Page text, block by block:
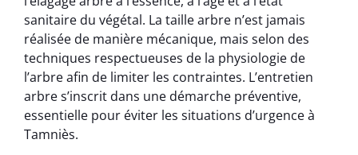
sanitaire du végétal. La taille arbre n’est jamais
réalisée de manière mécanique, mais selon des
techniques respectueuses de la physiologie de
l’arbre afin de limiter les contraintes. L’entretien
arbre s’inscrit dans une démarche préventive,
essentielle pour éviter les situations d’urgence à
Tamniès.